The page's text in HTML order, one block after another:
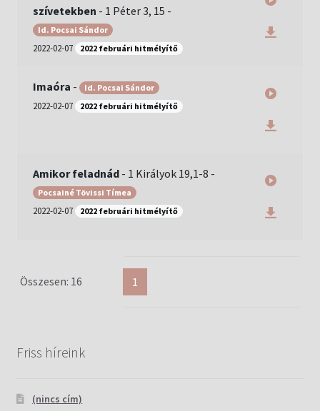
szívetekben - 1 Péter 3, 15 -
Id. Pocsai Sándor
2022-02-07 2022 februári hitmélyítő
Imaóra - Id. Pocsai Sándor
2022-02-07 2022 februári hitmélyítő
Amikor feladnád - 1 Királyok 19,1-8 -
Pocsainé Tövissi Tímea
2022-02-07 2022 februári hitmélyítő
Összesen: 16 1
Friss híreink
(nincs cím)